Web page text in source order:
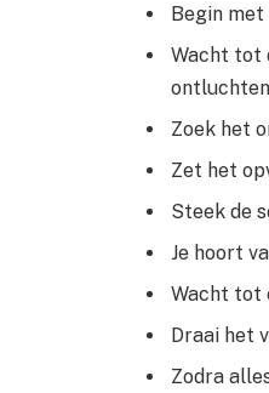
Begin
Wacht tot
Zoek het
Zet het
Steek de
Je hoort
Wacht tot
Draai het
Zodra